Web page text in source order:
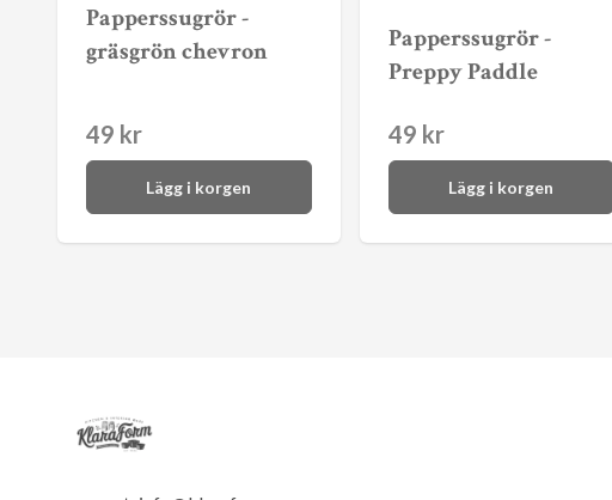
Papperssugrör -
gräsgrön chevron
49 kr
Lägg i korgen
Papperssugrör -
Preppy Paddle
49 kr
Lägg i korgen